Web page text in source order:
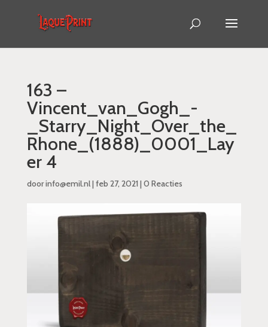
163 –
Vincent_van_Gogh_-
_Starry_Night_Over_the_
Rhone_(1888)_0001_Lay
er 4
doorinfo@emil.nl| feb 27, 2021 | 0 Reacties